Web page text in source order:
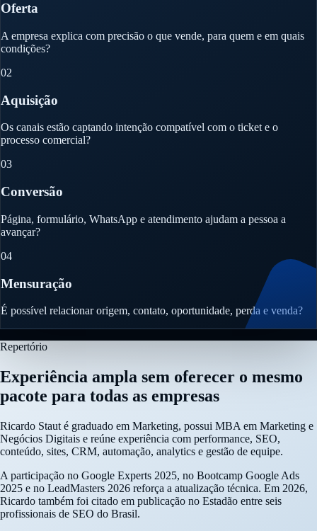
Oferta
A empresa explica com precisão o que vende, para quem e em quais
condições?
02
Aquisição
Os canais estão captando intenção compatível com o ticket e o
processo comercial?
03
Conversão
Página, formulário, WhatsApp e atendimento ajudam a pessoa a
avançar?
04
Mensuração
É possível relacionar origem, contato, oportunidade, perda e venda?
Repertório
Experiência ampla sem oferecer o mesmo
pacote para todas as empresas
Ricardo Staut é graduado em Marketing, possui MBA em Marketing e
Negócios Digitais e reúne experiência com performance, SEO,
conteúdo, sites, CRM, automação, analytics e gestão de equipe.
A participação no Google Experts 2025, no Bootcamp Google Ads
2025 e no LeadMasters 2026 reforça a atualização técnica. Em 2026,
Ricardo também foi citado em publicação no Estadão entre seis
profissionais de SEO do Brasil.